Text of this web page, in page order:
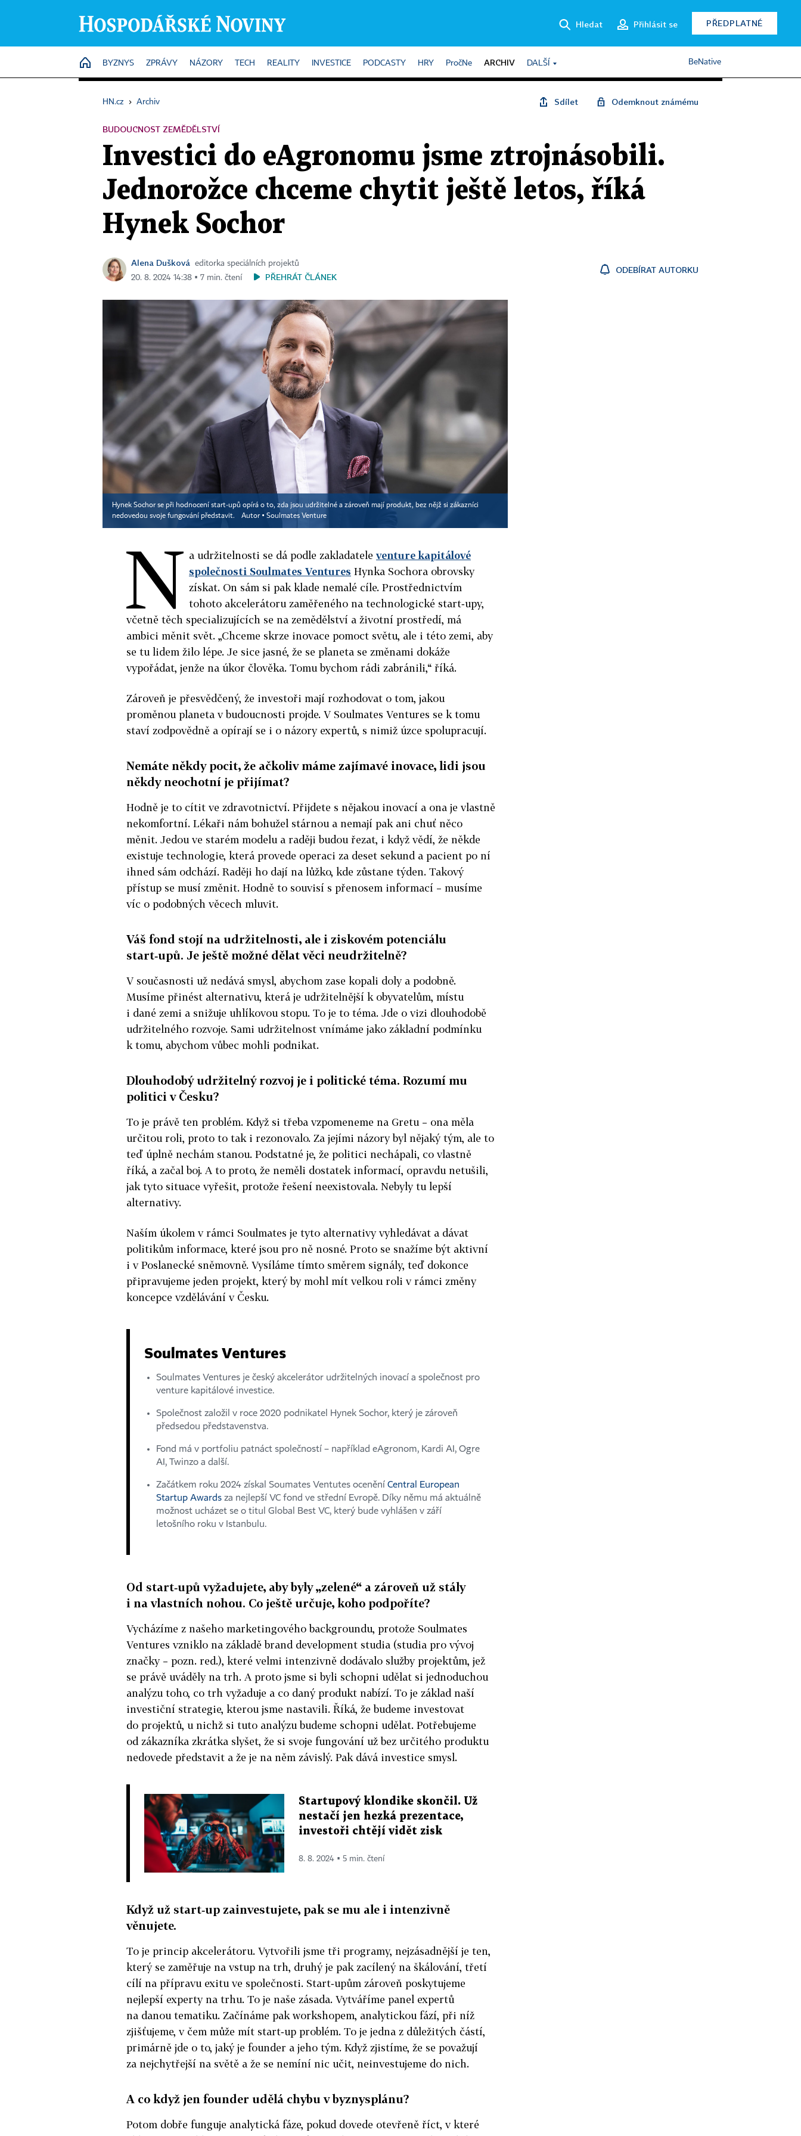
Hledat Přihlásit se PŘEDPLATNÉ
HOME
BYZNYS ZPRÁVY NÁZORY TECH REALITY INVESTICE PODCASTY HRY PročNe ARCHIV DALŠÍ BeNative
HN.cz › Archiv Sdílet Odemknout známému
BUDOUCNOST ZEMĚDĚLSTVÍ
Investici do eAgronomu jsme ztrojnásobili.
Jednorožce chceme chytit ještě letos, říká
Hynek Sochor
Alena Dušková
editorka speciálních projektů
20. 8. 2024 14:38 ▪ 7 min. čtení
PŘEHRÁT ČLÁNEK
ODEBÍRAT AUTORKU
Hynek Sochor se při hodnocení start‑upů opírá o to, zda jsou udržitelné a zároveň mají produkt, bez nějž si zákazníci
nedovedou svoje fungování představit.
Autor ▪ Soulmates Venture
N a udržitelnosti se dá podle zakladateleventure kapitálové
společnosti Soulmates Ventures Hynka Sochora obrovsky
získat. On sám si pak klade nemalé cíle. Prostřednictvím
tohoto akcelerátoru zaměřeného na technologické start‑upy,
včetně těch specializujících se na zemědělství a životní prostředí, má
ambici měnit svět. „Chceme skrze inovace pomoct světu, ale i této zemi, aby
se tu lidem žilo lépe. Je sice jasné, že se planeta se změnami dokáže
vypořádat, jenže na úkor člověka. Tomu bychom rádi zabránili,“ říká.
Zároveň je přesvědčený, že investoři mají rozhodovat o tom, jakou
proměnou planeta v budoucnosti projde. V Soulmates Ventures se k tomu
staví zodpovědně a opírají se i o názory expertů, s nimiž úzce spolupracují.
Nemáte někdy pocit, že ačkoliv máme zajímavé inovace, lidi jsou
někdy neochotní je přijímat?
Hodně je to cítit ve zdravotnictví. Přijdete s nějakou inovací a ona je vlastně
nekomfortní. Lékaři nám bohužel stárnou a nemají pak ani chuť něco
měnit. Jedou ve starém modelu a raději budou řezat, i když vědí, že někde
existuje technologie, která provede operaci za deset sekund a pacient po ní
ihned sám odchází. Raději ho dají na lůžko, kde zůstane týden. Takový
přístup se musí změnit. Hodně to souvisí s přenosem informací – musíme
víc o podobných věcech mluvit.
Váš fond stojí na udržitelnosti, ale i ziskovém potenciálu
start‑upů. Je ještě možné dělat věci neudržitelně?
V současnosti už nedává smysl, abychom zase kopali doly a podobně.
Musíme přinést alternativu, která je udržitelnější k obyvatelům, místu
i dané zemi a snižuje uhlíkovou stopu. To je to téma. Jde o vizi dlouhodobě
udržitelného rozvoje. Sami udržitelnost vnímáme jako základní podmínku
k tomu, abychom vůbec mohli podnikat.
Dlouhodobý udržitelný rozvoj je i politické téma. Rozumí mu
politici v Česku?
To je právě ten problém. Když si třeba vzpomeneme na Gretu – ona měla
určitou roli, proto to tak i rezonovalo. Za jejími názory byl nějaký tým, ale to
teď úplně nechám stanou. Podstatné je, že politici nechápali, co vlastně
říká, a začal boj. A to proto, že neměli dostatek informací, opravdu netušili,
jak tyto situace vyřešit, protože řešení neexistovala. Nebyly tu lepší
alternativy.
Naším úkolem v rámci Soulmates je tyto alternativy vyhledávat a dávat
politikům informace, které jsou pro ně nosné. Proto se snažíme být aktivní
i v Poslanecké sněmovně. Vysíláme tímto směrem signály, teď dokonce
připravujeme jeden projekt, který by mohl mít velkou roli v rámci změny
koncepce vzdělávání v Česku.
Soulmates Ventures
Soulmates Ventures je český akcelerátor udržitelných inovací a společnost pro
venture kapitálové investice.
Společnost založil v roce 2020 podnikatel Hynek Sochor, který je zároveň
předsedou představenstva.
Fond má v portfoliu patnáct společností – například eAgronom, Kardi AI, Ogre
AI, Twinzo a další.
Začátkem roku 2024 získal Soumates Ventutes ocenění Central European
Startup Awards za nejlepší VC fond ve střední Evropě. Díky němu má aktuálně
možnost ucházet se o titul Global Best VC, který bude vyhlášen v září
letošního roku v Istanbulu.
Od start‑upů vyžadujete, aby byly „zelené“ a zároveň už stály
i na vlastních nohou. Co ještě určuje, koho podpoříte?
Vycházíme z našeho marketingového backgroundu, protože Soulmates
Ventures vzniklo na základě brand development studia (studia pro vývoj
značky – pozn. red.), které velmi intenzivně dodávalo služby projektům, jež
se právě uváděly na trh. A proto jsme si byli schopni udělat si jednoduchou
analýzu toho, co trh vyžaduje a co daný produkt nabízí. To je základ naší
investiční strategie, kterou jsme nastavili. Říká, že budeme investovat
do projektů, u nichž si tuto analýzu budeme schopni udělat. Potřebujeme
od zákazníka zkrátka slyšet, že si svoje fungování už bez určitého produktu
nedovede představit a že je na něm závislý. Pak dává investice smysl.
Startupový klondike skončil. Už
nestačí jen hezká prezentace,
investoři chtějí vidět zisk
8. 8. 2024 ▪ 5 min. čtení
Když už start‑up zainvestujete, pak se mu ale i intenzivně
věnujete.
To je princip akcelerátoru. Vytvořili jsme tři programy, nejzásadnější je ten,
který se zaměřuje na vstup na trh, druhý je pak zacílený na škálování, třetí
cílí na přípravu exitu ve společnosti. Start‑upům zároveň poskytujeme
nejlepší experty na trhu. To je naše zásada. Vytváříme panel expertů
na danou tematiku. Začínáme pak workshopem, analytickou fází, při níž
zjišťujeme, v čem může mít start‑up problém. To je jedna z důležitých částí,
primárně jde o to, jaký je founder a jeho tým. Když zjistíme, že se považují
za nejchytřejší na světě a že se nemíní nic učit, neinvestujeme do nich.
A co když jen founder udělá chybu v byznysplánu?
Potom dobře funguje analytická fáze, pokud dovede otevřeně říct, v které